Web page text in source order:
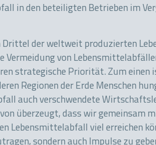
in den beteiligten Betrieben im
Drittel der weltweit produzierten
Vermeidung von
strategische Priorität. Zum einen
Regionen der Erde Menschen
auch verschwendete
überzeugt, dass wir gemeinsam
Lebensmittelabfall viel erreichen
sondern auch Impulse zu